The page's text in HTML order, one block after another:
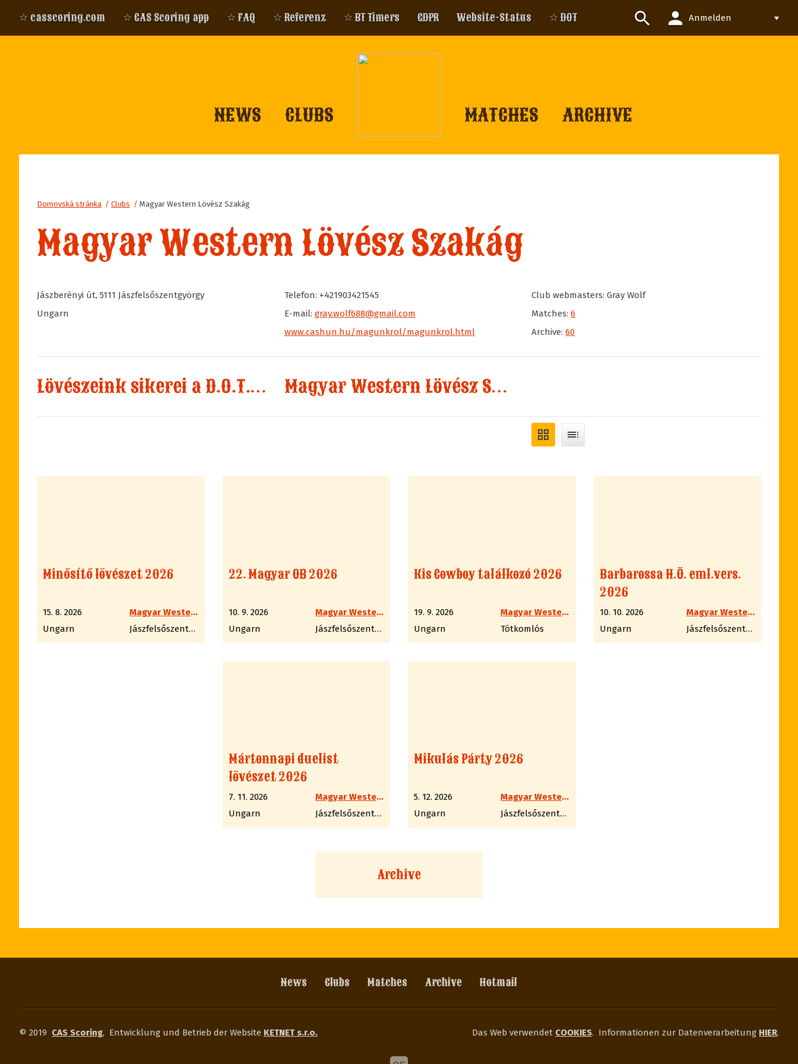
search person Anmelden
☆ casscoring.com ☆ CAS Scoring app ☆ FAQ ☆ Referenz ☆ BT Timers GDPR Website-Status ☆ DOT
CLUBS
NEWS MATCHES ARCHIVE
Domovská stránka / Clubs / Magyar Western Lövész Szakág
Magyar Western Lövész Szakág
Jászberényi út, 5111 Jászfelsőszentgyörgy
Ungarn
Telefon: +421903421545
E-mail: gray.wolf688@gmail.com
www.cashun.hu/magunkrol/magunkrol.html
Club webmasters: Gray Wolf
Matches:6
Archive:60
Lövészeink sikerei a D.O.T. 2026 versenyen Magyar Western Lövész Szakág
grid_view toc
Minősítő lövészet 2026
15. 8. 2026
Magyar Western Lövész Szakág
Ungarn
Jászfelsőszentgyörgy
22. Magyar OB 2026
10. 9. 2026
Magyar Western Lövész Szakág
Ungarn
Jászfelsőszentgyörgy
Kis Cowboy találkozó 2026
19. 9. 2026
Magyar Western Lövész Szakág
Ungarn
Tótkomlós
Barbarossa H.Ö. eml.vers.
2026
10. 10. 2026
Magyar Western Lövész Szakág
Ungarn
Jászfelsőszentgyörgy
Mártonnapi duelist
lövészet 2026
7. 11. 2026
Magyar Western Lövész Szakág
Ungarn
Jászfelsőszentgyörgy
Mikulás Párty 2026
5. 12. 2026
Magyar Western Lövész Szakág
Ungarn
Jászfelsőszentgyörgy
Archive
News Clubs Matches Archive Hotmail
© 2019 CAS Scoring, Entwicklung und Betrieb der Website KETNET s.r.o. Das Web verwendet COOKIES. Informationen zur Datenverarbeitung HIER.